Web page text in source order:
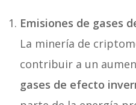
Emisiones de gases
La minería de
contribuir a un
gases de efecto